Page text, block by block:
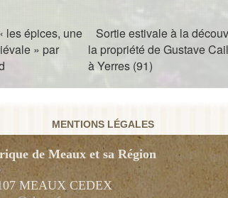
les épices, une
» par
Sortie estivale à la
la propriété de Gustave
à Yerres (91)
MENTIONS LÉGALES
de Meaux et sa Région
MEAUX CEDEX